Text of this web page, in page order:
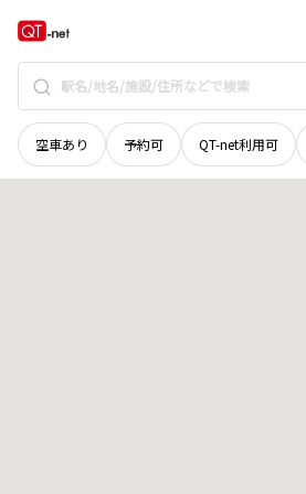
空車あり 予約可 QT-net利用可
群馬県